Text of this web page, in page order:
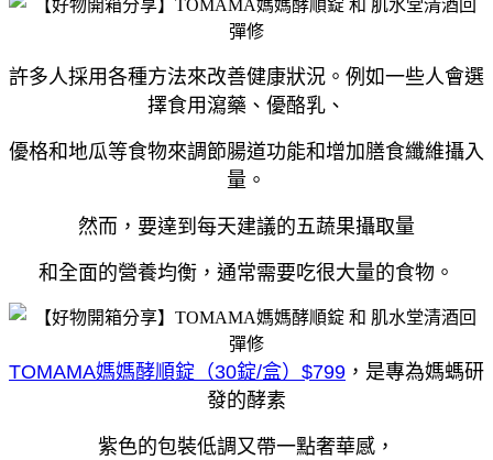
許多人採用各種方法來改善健康狀況。例如一些人會選
擇食用瀉藥、優酪乳、
優格和地瓜等食物來調節腸道功能和增加膳食纖維攝入
量。
然而， 要達到每天建議的五蔬果攝取量
和全面的營養均衡，通常需要吃很大量的食物。
TOMAMA媽媽酵順錠（30錠/盒）$799 ，是專為媽螞研
發的酵素
紫色的包裝低調又帶一點奢華感，